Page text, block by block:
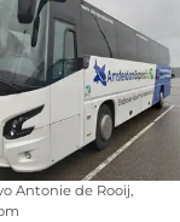
Antonie de Rooij,